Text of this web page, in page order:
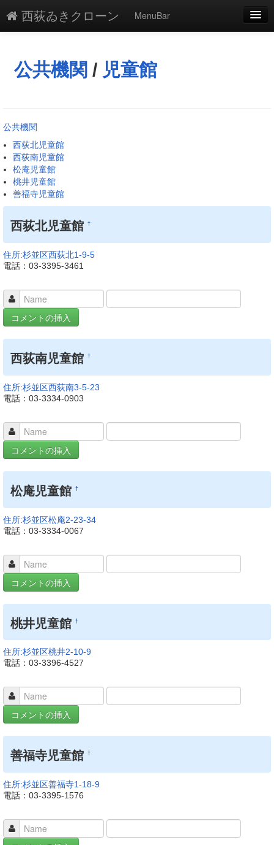
西荻ゐきクローン
MenuBar
添付
最終更新
一覧
単語検索
公共機関 / 児童館
公共機関
西荻北児童館
西荻南児童館
松庵児童館
桃井児童館
善福寺児童館
西荻北児童館†
住所:杉並区西荻北1-9-5
電話：03-3395-3461
西荻南児童館†
住所:杉並区西荻南3-5-23
電話：03-3334-0903
松庵児童館†
住所:杉並区松庵2-23-34
電話：03-3334-0067
桃井児童館†
住所:杉並区桃井2-10-9
電話：03-3396-4527
善福寺児童館†
住所:杉並区善福寺1-18-9
電話：03-3395-1576